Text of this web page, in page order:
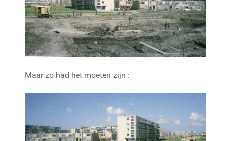
Maar zo had het moeten zijn :